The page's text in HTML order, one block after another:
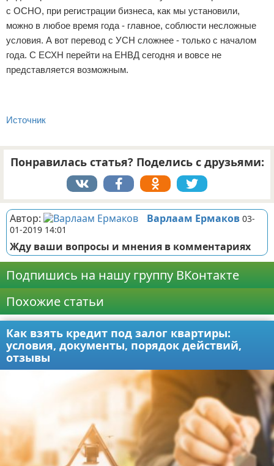
с ОСНО, при регистрации бизнеса, как мы установили,
можно в любое время года - главное, соблюсти несложные
условия. А вот перевод с УСН сложнее - только с началом
года. С ЕСХН перейти на ЕНВД сегодня и вовсе не
представляется возможным.
Источник
Понравилась статья? Поделись с друзьями:
Автор: Варлаам Ермаков 03-
01-2019 14:01
Жду ваши вопросы и мнения в комментариях
Подпишись на нашу группу ВКонтакте
Похожие статьи
Как взять кредит под залог квартиры:
условия, документы, порядок действий,
отзывы